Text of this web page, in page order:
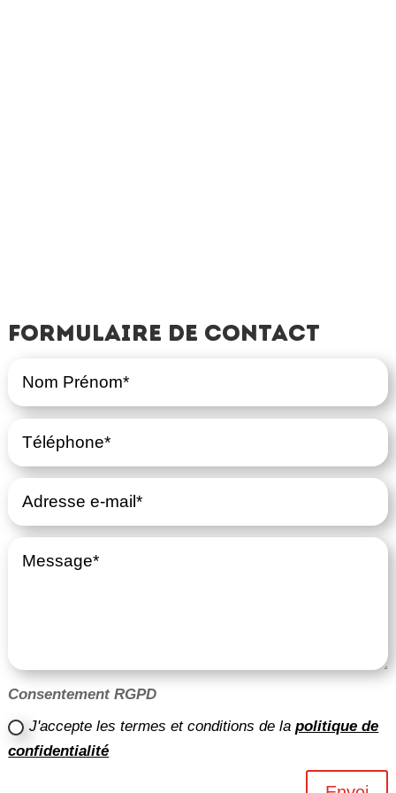
Formulaire de contact
Consentement RGPD
J'accepte les termes et conditions de lapolitique de
confidentialité